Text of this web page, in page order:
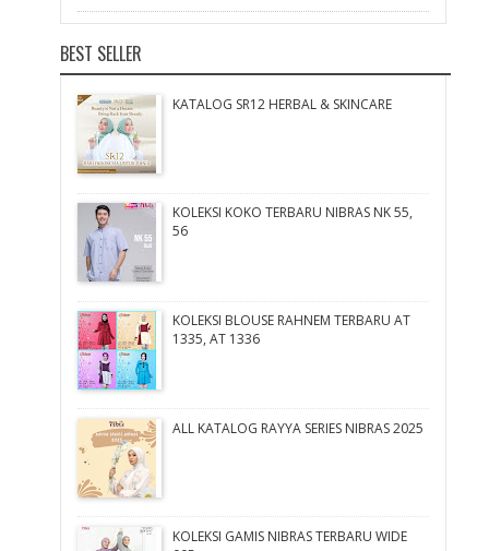
BEST SELLER
KATALOG SR12 HERBAL & SKINCARE
KOLEKSI KOKO TERBARU NIBRAS NK 55,
56
KOLEKSI BLOUSE RAHNEM TERBARU AT
1335, AT 1336
ALL KATALOG RAYYA SERIES NIBRAS 2025
KOLEKSI GAMIS NIBRAS TERBARU WIDE